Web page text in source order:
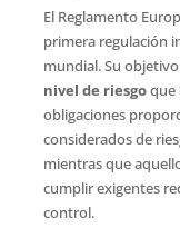
El Reglamento
primera regulación
mundial. Su
nivel de riesgoque
obligaciones
considerados de
mientras que
cumplir exigentes
control.